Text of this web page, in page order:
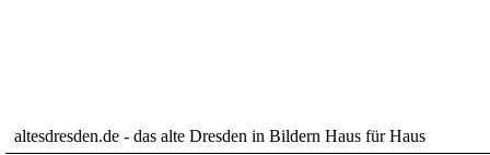
altesdresden.de - das alte Dresden in Bildern Haus für Haus